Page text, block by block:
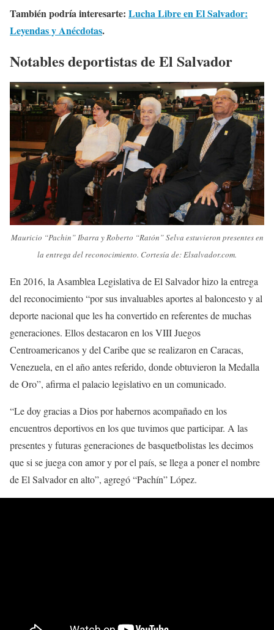
También podría interesarte: Lucha Libre en El Salvador:
Leyendas y Anécdotas.
Notables deportistas de El Salvador
Mauricio “Pachin” Ibarra y Roberto “Ratón” Selva estuvieron presentes en
la entrega del reconocimiento. Cortesía de: Elsalvador.com.
En 2016, la Asamblea Legislativa de El Salvador hizo la entrega
del reconocimiento “por sus invaluables aportes al baloncesto y al
deporte nacional que les ha convertido en referentes de muchas
generaciones. Ellos destacaron en los VIII Juegos
Centroamericanos y del Caribe que se realizaron en Caracas,
Venezuela, en el año antes referido, donde obtuvieron la Medalla
de Oro”, afirma el palacio legislativo en un comunicado.
“Le doy gracias a Dios por habernos acompañado en los
encuentros deportivos en los que tuvimos que participar. A las
presentes y futuras generaciones de basquetbolistas les decimos
que si se juega con amor y por el país, se llega a poner el nombre
de El Salvador en alto”, agregó “Pachín” López.